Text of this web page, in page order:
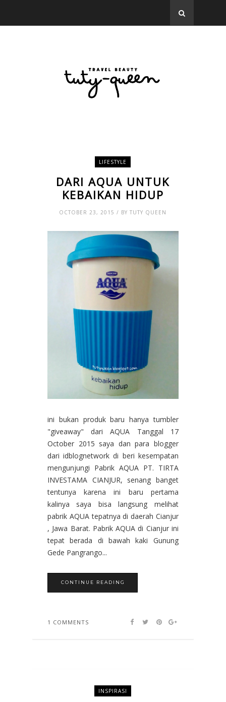
LIFESTYLE
DARI AQUA UNTUK
KEBAIKAN HIDUP
OCTOBER 23, 2015 / BY TUTY QUEEN
ini bukan produk baru hanya tumbler
"giveaway" dari AQUA Tanggal 17
October 2015 saya dan para blogger
dari idblognetwork di beri kesempatan
mengunjungi Pabrik AQUA PT. TIRTA
INVESTAMA CIANJUR, senang banget
tentunya karena ini baru pertama
kalinya saya bisa langsung melihat
pabrik AQUA tepatnya di daerah Cianjur
, Jawa Barat. Pabrik AQUA di Cianjur ini
tepat berada di bawah kaki Gunung
Gede Pangrango...
CONTINUE READING
1 COMMENTS
INSPIRASI